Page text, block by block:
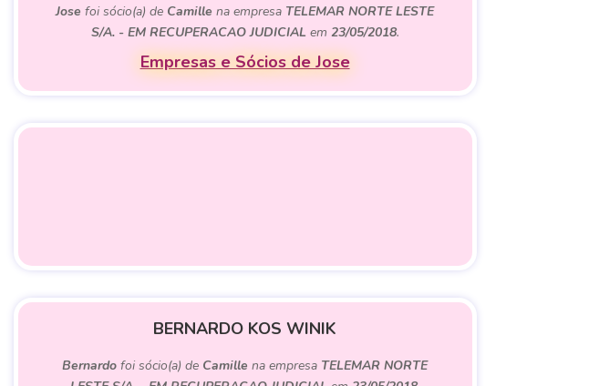
Jose foi sócio(a) de Camille na empresa TELEMAR NORTE LESTE
S/A. - EM RECUPERACAO JUDICIAL em 23/05/2018.
Empresas e Sócios de Jose
BERNARDO KOS WINIK
Bernardo foi sócio(a) de Camille na empresa TELEMAR NORTE